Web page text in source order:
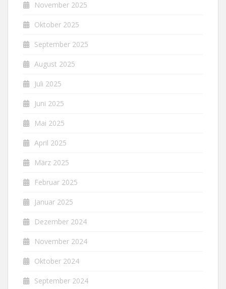
November 2025
Oktober 2025
September 2025
August 2025
Juli 2025
Juni 2025
Mai 2025
April 2025
März 2025
Februar 2025
Januar 2025
Dezember 2024
November 2024
Oktober 2024
September 2024